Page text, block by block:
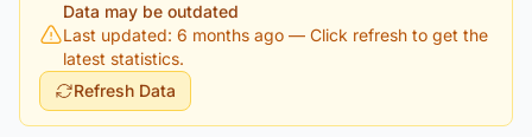
Data may be outdated
Last updated: 6 months ago — Click refresh to get the
latest statistics.
Refresh Data